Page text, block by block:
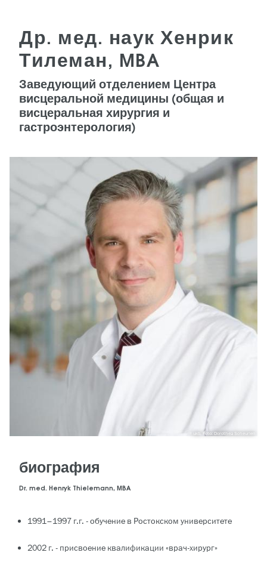
Др. мед. наук Хенрик
Тилеман, MBA
Заведующий отделением Центра
висцеральной медицины (общая и
висцеральная хирургия и
гастроэнтерология)
ukb, Foto: Dorothea Scheurlen
биография
Dr. med. Henryk Thielemann, MBA
1991–1997 г.г. - обучение в Ростокском университете
2002 г. - присвоение квалификации «врач-хирург»